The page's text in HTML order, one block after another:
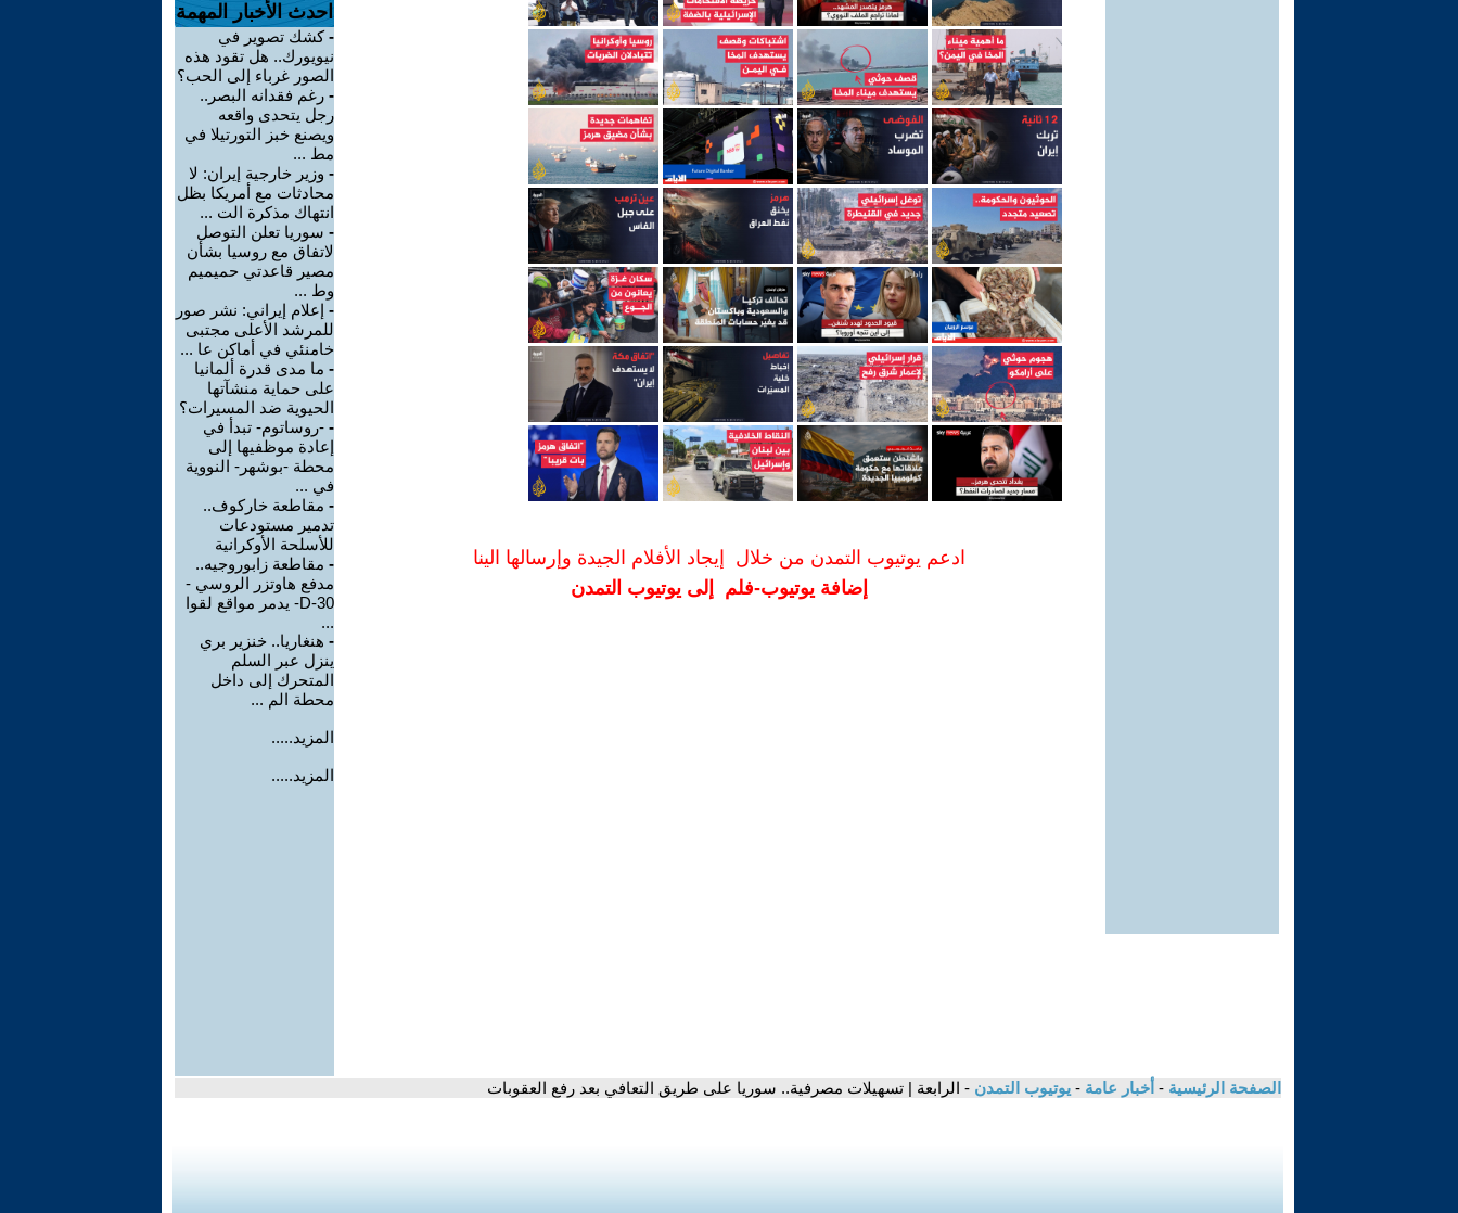
ادعم يوتيوب التمدن من خلال إيجاد الأفلام الجيدة وإرسالها الينا
إضافة يوتيوب-فلم إلى يوتيوب التمدن
احدث الأخبار المهمة
-كشك تصوير في
نيويورك.. هل تقود هذه
الصور غرباء إلى الحب؟
- رغم فقدانه البصر..
رجل يتحدى واقعه
ويصنع خبز التورتيلا في
مط ...
- وزير خارجية إيران: لا
محادثات مع أمريكا بظل
انتهاك مذكرة الت ...
- سوريا تعلن التوصل
لاتفاق مع روسيا بشأن
مصير قاعدتي حميميم
وط ...
- إعلام إيراني: نشر صور
للمرشد الأعلى مجتبى
خامنئي في أماكن عا ...
- ما مدى قدرة ألمانيا
على حماية منشآتها
الحيوية ضد المسيرات؟
- -روساتوم- تبدأ في
إعادة موظفيها إلى
محطة -بوشهر- النووية
في ...
- مقاطعة خاركوف..
تدمير مستودعات
للأسلحة الأوكرانية
- مقاطعة زابوروجيه..
مدفع هاوتزر الروسي -
D-30- يدمر مواقع لقوا
...
- هنغاريا.. خنزير بري
ينزل عبر السلم
المتحرك إلى داخل
محطة الم ...
المزيد.....
المزيد.....
الصفحة الرئيسية - أخبار عامة - يوتيوب التمدن - الرابعة | تسهيلات مصرفية.. سوريا على طريق التعافي بعد رفع العقوبات